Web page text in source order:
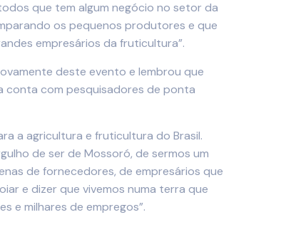
que tem algum negócio no setor da
os pequenos produtores e que
empresários da fruticultura”.
deste evento e lembrou que
conta com pesquisadores de ponta
a agricultura e fruticultura do Brasil.
de ser de Mossoró, de sermos um
de fornecedores, de empresários que
e dizer que vivemos numa terra que
e milhares de empregos”.